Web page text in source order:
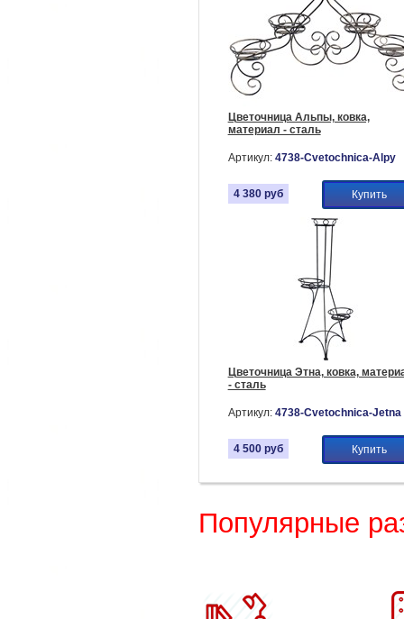
Цветочница Альпы, ковка,
материал - сталь
Артикул: 4738-Cvetochnica-Alpy
4 380 руб Купить
Цветочница Этна, ковка,
- сталь
Артикул: 4738-Cvetochnica-Jetna
4 500 руб Купить
Популярные